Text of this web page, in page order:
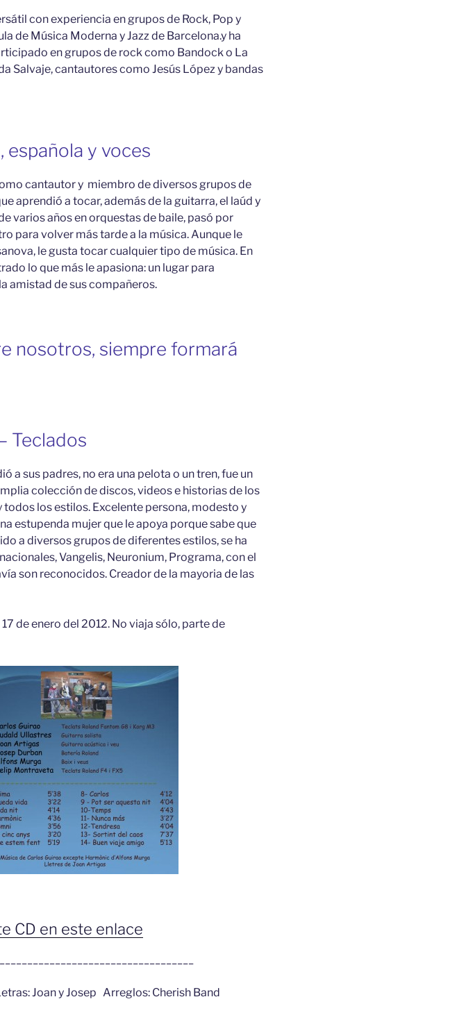
con experiencia en grupos de Rock, Pop y
de Música Moderna y Jazz de Barcelona.y ha
en grupos de rock como Bandock o La
Salvaje, cantautores como Jesús López y bandas
española y voces
cantautor y miembro de diversos grupos de
aprendió a tocar, además de la guitarra, el laúd y
varios años en orquestas de baile, pasó por
para volver más tarde a la música. Aunque le
le gusta tocar cualquier tipo de música. En
lo que más le apasiona: un lugar para
amistad de sus compañeros.
nosotros, siempre formará
Teclados
a sus padres, no era una pelota o un tren, fue un
colección de discos, videos e historias de los
todos los estilos. Excelente persona, modesto y
estupenda mujer que le apoya porque sabe que
a diversos grupos de diferentes estilos, se ha
Vangelis, Neuronium, Programa, con el
son reconocidos. Creador de la mayoria de las
de enero del 2012. No viaja sólo, parte de
CD en este enlace
Joan y Josep Arreglos: Cherish Band